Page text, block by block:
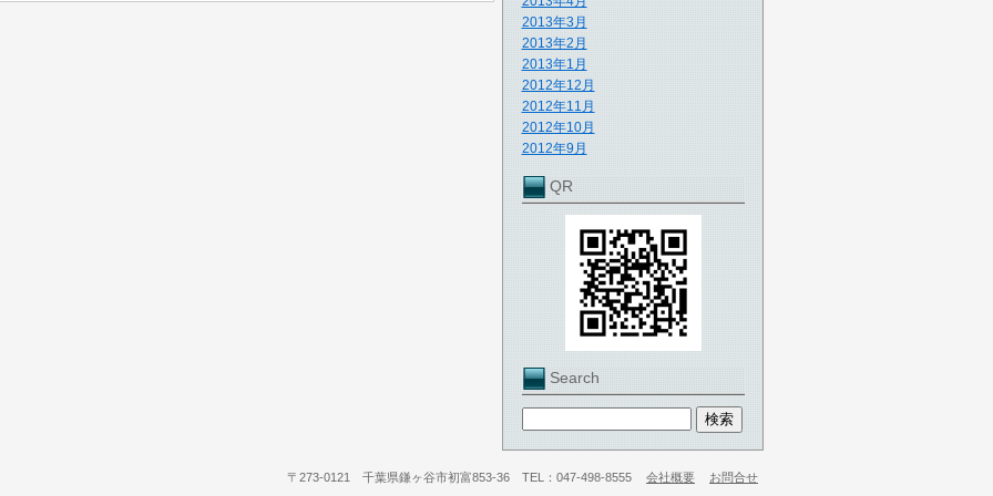
2013年3月
2013年2月
2013年1月
2012年12月
2012年11月
2012年10月
2012年9月
QR
Search
〒273-0121 千葉県鎌ヶ谷市初富853-36 TEL：047-498-8555 会社概要 お問合せ